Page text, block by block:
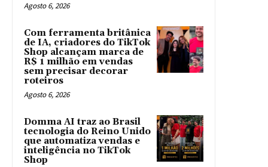
Agosto 6, 2026
Com ferramenta britânica
de IA, criadores do TikTok
Shop alcançam marca de
R$ 1 milhão em vendas
sem precisar decorar
roteiros
Agosto 6, 2026
Domma AI traz ao Brasil
tecnologia do Reino Unido
que automatiza vendas e
inteligência no TikTok
Shop